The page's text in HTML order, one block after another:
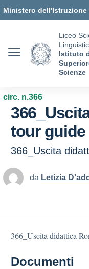
Ministero dell'Istruzione
Liceo
Istituto
Scienze
circ. n.366
tour guide
366_Uscita
da Letizia
366_Uscita didattica
Documenti